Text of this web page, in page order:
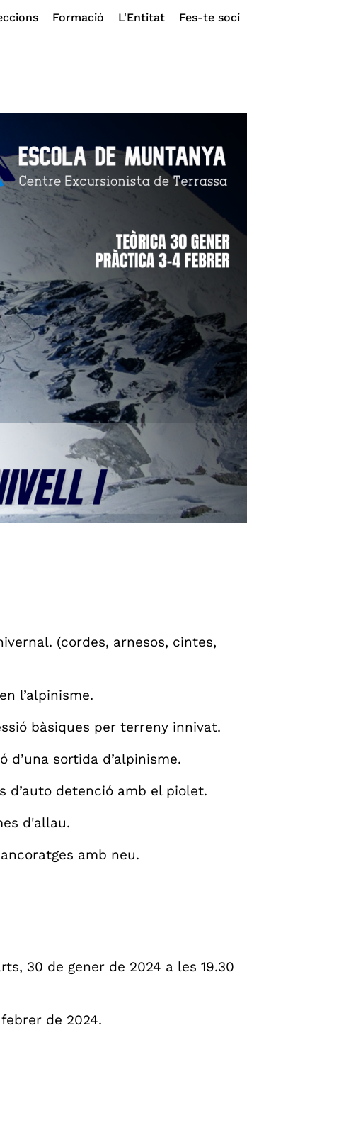
Formació L'Entitat Fes-te soci
(cordes, arnesos, cintes,
l’alpinisme.
bàsiques per terreny innivat.
d’una sortida d’alpinisme.
d’auto detenció amb el piolet.
d'allau.
amb neu.
30 de gener de 2024 a les 19.30
de 2024.